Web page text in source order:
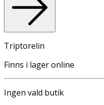
Triptorelin
Finns i lager online
Ingen vald butik